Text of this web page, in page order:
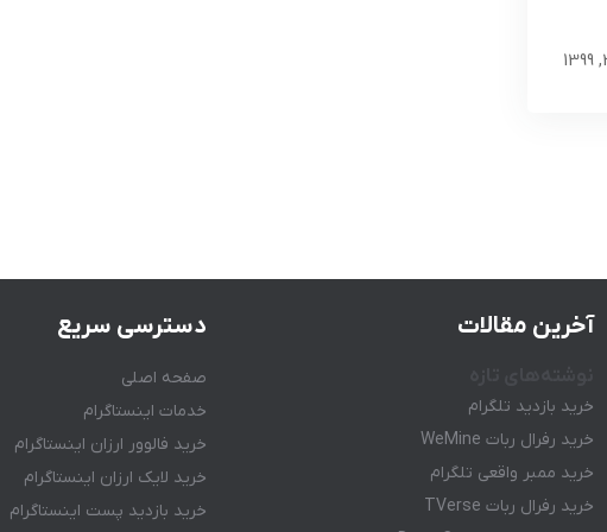
آخرین مقالات
خرید بازدید تلگرام
خرید رفرال ربات WeMine
خرید ممبر واقعی تلگرام
خرید رفرال ربات TVerse
دسترسی سریع
صفحه اصلی
خدمات اینستاگرام
خرید فالوور ارزان اینستاگرام
خرید لایک ارزان اینستاگرام
خرید بازدید پست اینستاگرام